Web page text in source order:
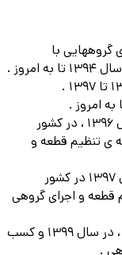
گروههایی با
.
5. اجرا در فستیوال موسیقی فولکلور ، در سال 1396 ، در کشور
ی تنظیم قطعه و
6. اجرا در فستیوال موسیقی فولکلور ، در سال 1397 در کشور
قطعه و اجرای گروهی
7. اجرای مجدد در فستیوال موسیقی فولکلور ، در سال 1399 و کسب
.